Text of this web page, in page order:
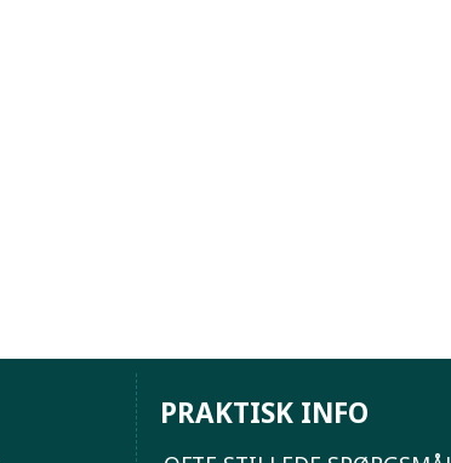
PRAKTISK INFO